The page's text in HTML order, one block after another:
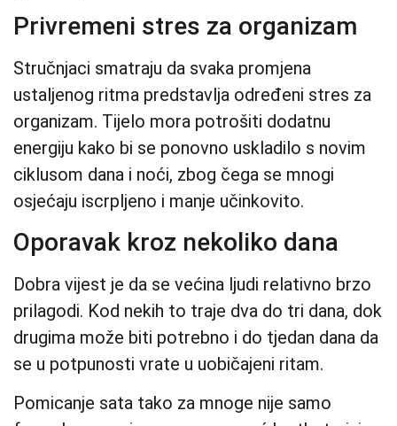
Privremeni stres za organizam
Stručnjaci smatraju da svaka promjena
ustaljenog ritma predstavlja određeni stres za
organizam. Tijelo mora potrošiti dodatnu
energiju kako bi se ponovno uskladilo s novim
ciklusom dana i noći, zbog čega se mnogi
osjećaju iscrpljeno i manje učinkovito.
Oporavak kroz nekoliko dana
Dobra vijest je da se većina ljudi relativno brzo
prilagodi. Kod nekih to traje dva do tri dana, dok
drugima može biti potrebno i do tjedan dana da
se u potpunosti vrate u uobičajeni ritam.
Pomicanje sata tako za mnoge nije samo